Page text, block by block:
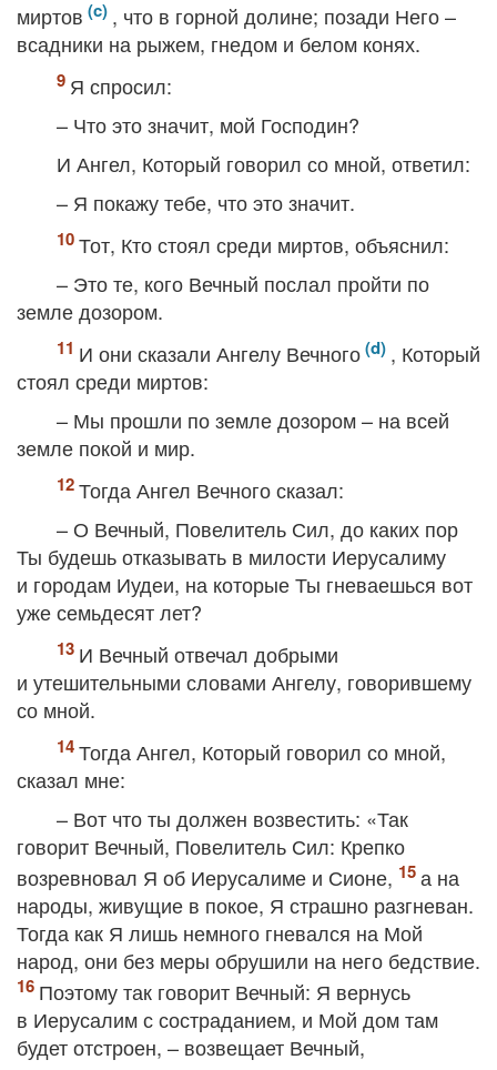
миртов
, что в горной долине; позади Него –
всадники на рыжем, гнедом и белом конях.
Я спросил:
– Что это значит, мой Господин?
И Ангел, Который говорил со мной, ответил:
– Я покажу тебе, что это значит.
Тот, Кто стоял среди миртов, объяснил:
– Это те, кого Вечный послал пройти по
земле дозором.
И они сказали Ангелу Вечного
, Который
стоял среди миртов:
– Мы прошли по земле дозором – на всей
земле покой и мир.
Тогда Ангел Вечного сказал:
– О Вечный, Повелитель Сил, до каких пор
Ты будешь отказывать в милости Иерусалиму
и городам Иудеи, на которые Ты гневаешься вот
уже семьдесят лет?
И Вечный отвечал добрыми
и утешительными словами Ангелу, говорившему
со мной.
Тогда Ангел, Который говорил со мной,
сказал мне:
– Вот что ты должен возвестить: «Так
говорит Вечный, Повелитель Сил: Крепко
возревновал Я об Иерусалиме и Сионе,
а на
народы, живущие в покое, Я страшно разгневан.
Тогда как Я лишь немного гневался на Мой
народ, они без меры обрушили на него бедствие.
Поэтому так говорит Вечный: Я вернусь
в Иерусалим с состраданием, и Мой дом там
будет отстроен, – возвещает Вечный,